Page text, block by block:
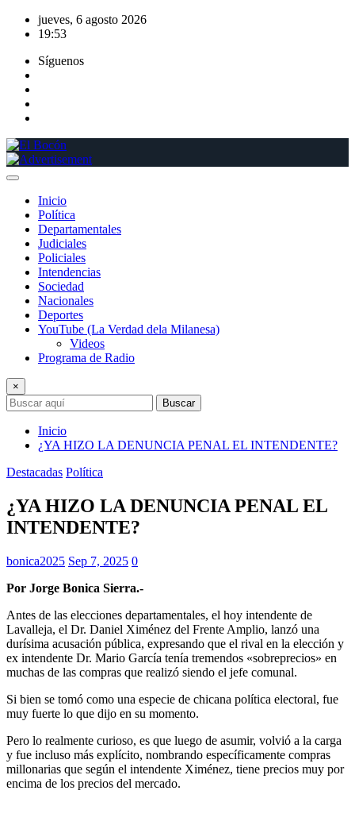
Saltar
jueves, 6 agosto 2026
19:53
Síguenos
Inicio
Política
Departamentales
Judiciales
Policiales
Intendencias
Sociedad
Nacionales
Deportes
YouTube (La Verdad dela Milanesa)
Videos
Programa de Radio
×
Buscar
Inicio
¿YA HIZO LA DENUNCIA PENAL EL INTENDENTE?
Destacadas Política
¿YA HIZO LA DENUNCIA PENAL EL
INTENDENTE?
bonica2025 Sep 7, 2025 0
Por Jorge Bonica Sierra.-
Antes de las elecciones departamentales, el hoy intendente de
Lavalleja, el Dr. Daniel Ximénez del Frente Amplio, lanzó una
durísima acusación pública, expresando que el rival en la elección y
ex intendente Dr. Mario García tenía tremendos «sobreprecios» en
muchas de las compras que realizó siendo el jefe comunal.
Si bien se tomó como una especie de chicana política electoral, fue
muy fuerte lo que dijo en su momento.
Pero lo realmente curioso, es que luego de asumir, volvió a la carga
y fue incluso más explícito, nombrando específicamente compras
millonarias que según el intendente Ximénez, tiene precios muy por
encima de los precios del mercado.